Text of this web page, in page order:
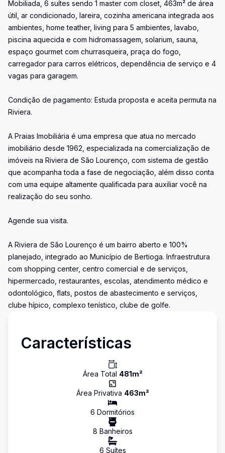
Mobiliada, 6 suítes sendo 1 master com closet, 463m² de área
útil, ar condicionado, lareira, cozinha americana integrada aos
ambientes, home teather, living para 5 ambientes, lavabo,
piscina aquecida e com hidromassagem, solarium, sauna,
espaço gourmet com churrasqueira, praça do fogo,
carregador para carros elétricos, dependência de serviço e 4
vagas para garagem.
Condição de pagamento: Estuda proposta e aceita permuta na
Riviera.
A Praias Imobiliária é uma empresa que atua no mercado
imobiliário desde 1962, especializada na comercialização de
imóveis na Riviera de São Lourenço, com sistema de gestão
que acompanha toda a fase de negociação, além disso conta
com uma equipe altamente qualificada para auxiliar você na
realização do seu sonho.
Agende sua visita.
A Riviera de São Lourenço é um bairro aberto e 100%
planejado, integrado ao Município de Bertioga. Infraestrutura
com shopping center, centro comercial e de serviços,
hipermercado, restaurantes, escolas, atendimento médico e
odontológico, flats, postos de abastecimento e serviços,
clube hípico, complexo tenístico, clube de golfe.
Características
Área Total 481m²
Área Privativa 463m²
6 Dormitórios
8 Banheiros
6 Suítes